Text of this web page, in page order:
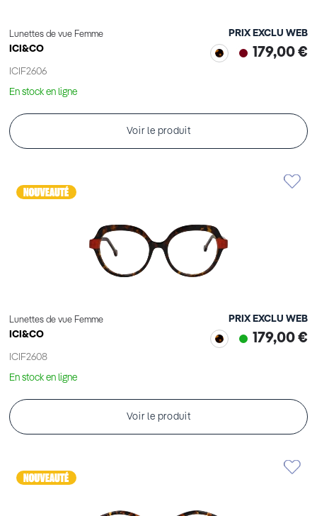
Lunettes de vue Femme
ICI&CO
ICIF2606
PRIX EXCLU WEB
179,00 €
En stock en ligne
Voir le produit
Lunettes de vue Femme
ICI&CO
ICIF2608
PRIX EXCLU WEB
179,00 €
En stock en ligne
Voir le produit